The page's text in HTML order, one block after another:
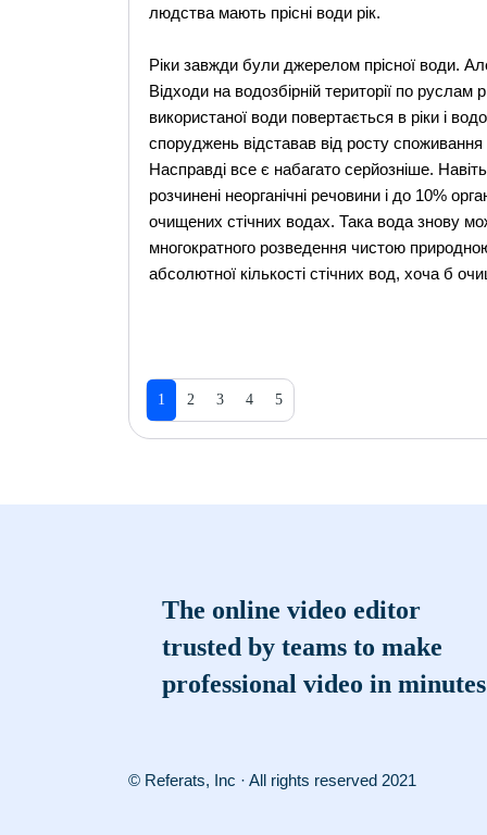
людства мають прісні води рік.
Ріки завжди були джерелом прісної води.
Відходи на водозбірній території по
використаної води повертається в ріки і
споруджень відставав від росту
Насправді все є набагато серйозніше.
розчинені неорганічні речовини і до 10%
очищених стічних водах. Така вода знову
многократного розведення чистою
абсолютної кількості стічних вод, хоча б
1 2 3 4 5
The online video editor
trusted by teams to make
professional video in minutes
© Referats, Inc · All rights reserved 2021